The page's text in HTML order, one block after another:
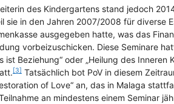
des Kindergartens stand jedoch
sie in den Jahren 2007/2008 für diverse
ausgegeben hatte, was das
vorbeizuschicken. Diese Seminare
ist Beziehung“ oder „Heilung des
[3] Tatsächlich bot PoV in diesem
of Love“ an, das in Malaga
an mindestens einem Seminar